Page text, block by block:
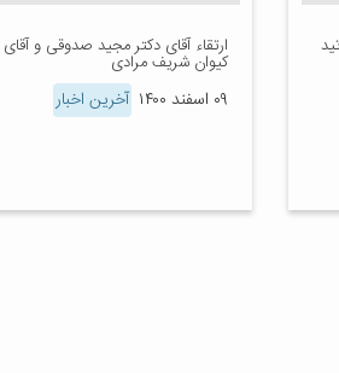
ارتقاء آقای دکتر مجید صدوقی و آقای
کیوان شریف مرادی
۰۹ اسفند ۱۴۰۰ آخرین اخبار